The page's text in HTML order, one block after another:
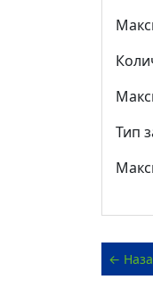
Тип